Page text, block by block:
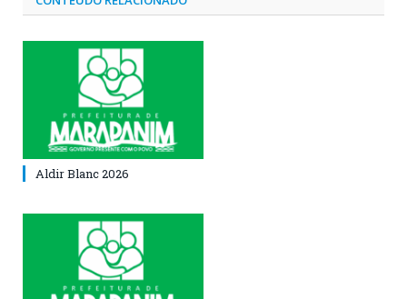
Aldir Blanc 2026